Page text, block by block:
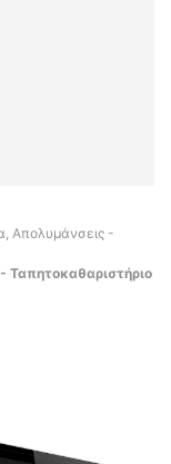
Απολυμάνσεις -
Ταπητοκαθαριστήριο